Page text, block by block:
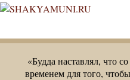
«Будда наставлял, что со
временем для того, чтобы